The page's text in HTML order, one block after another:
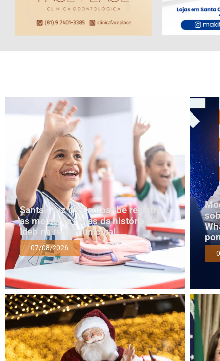
Santa Cruz do Capibaribe registra
as melhores notas da história do
Ideb na rede municipal
07/08/2026